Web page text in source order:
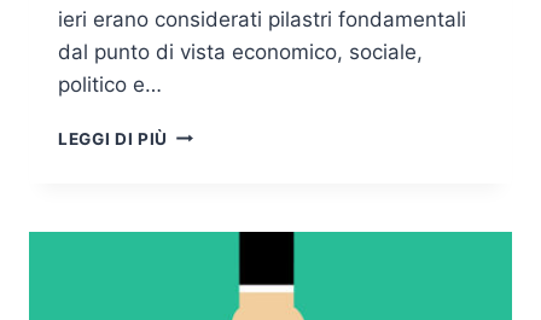
ieri erano considerati pilastri fondamentali
dal punto di vista economico, sociale,
politico e…
LEGGI DI PIÙ SMART
RISCHI,
RACCOMANDAZIONI